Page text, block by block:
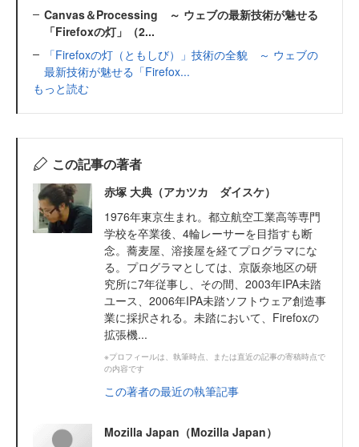
Canvas＆Processing ～ ウェブの最新技術が魅せる
「Firefoxの灯」（2...
「Firefoxの灯（ともしび）」技術の全貌 ～ ウェブの
最新技術が魅せる「Firefox...
もっと読む
この記事の著者
赤塚 大典（アカツカ ダイスケ）
1976年東京生まれ。都立航空工業高等専門
学校を卒業後、4輪レーサーを目指すも断
念。蕎麦屋、溶接屋を経てプログラマにな
る。プログラマとしては、京阪奈地区の研
究所に7年従事し、その間、2003年IPA未踏
ユース、2006年IPA未踏ソフトウェア創造事
業に採択される。未踏において、Firefoxの
拡張機...
※プロフィールは、執筆時点、または直近の記事の寄稿時点で
の内容です
この著者の最近の執筆記事
Mozilla Japan（Mozilla Japan）